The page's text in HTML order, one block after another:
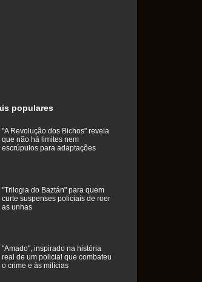
populares
"A Revolução dos Bichos" revela
que não há limites nem
escrúpulos para adaptações
"Trilogia do Baztán" para quem
curte suspenses policiais de roer
as unhas
"Amado", inspirado na história
real de um policial que combateu
o crime e às milícias